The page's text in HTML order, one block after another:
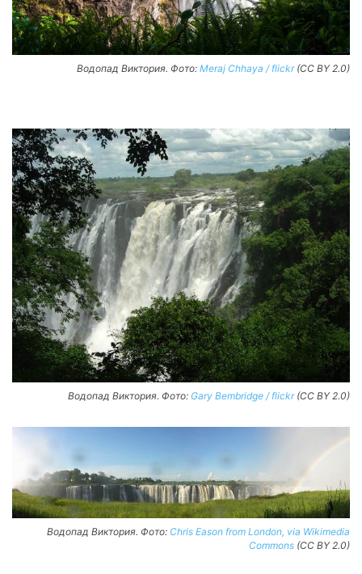
Водопад Виктория. Фото: Meraj Chhaya / flickr(CC BY 2.0)
Водопад Виктория. Фото: Gary Bembridge / flickr(CC BY 2.0)
Водопад Виктория. Фото: Chris Eason from London, via Wikimedia
Commons (CC BY 2.0)